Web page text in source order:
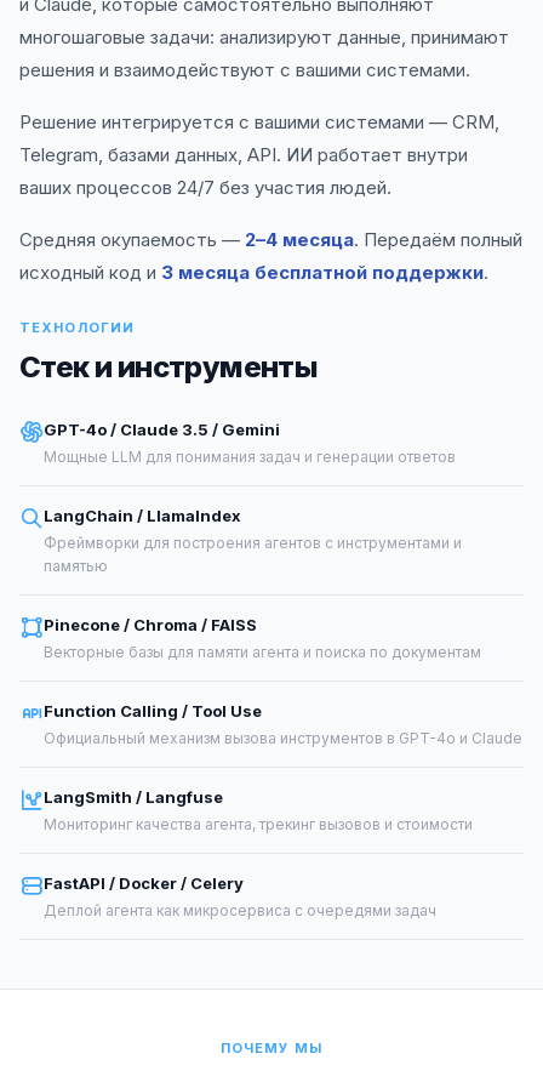
многошаговые задачи: анализируют данные, принимают
решения и взаимодействуют с вашими системами.
Решение интегрируется с вашими системами — CRM,
Telegram, базами данных, API. ИИ работает внутри
ваших процессов 24/7 без участия людей.
Средняя окупаемость — 2–4 месяца. Передаём полный
исходный код и 3 месяца бесплатной поддержки.
ТЕХНОЛОГИИ
Стек и инструменты
GPT-4o / Claude 3.5 / Gemini
Мощные LLM для понимания задач и генерации ответов
LangChain / LlamaIndex
Фреймворки для построения агентов с инструментами и
памятью
Pinecone / Chroma / FAISS
Векторные базы для памяти агента и поиска по документам
Function Calling / Tool Use
Официальный механизм вызова инструментов в GPT-4o и Claude
LangSmith / Langfuse
Мониторинг качества агента, трекинг вызовов и стоимости
FastAPI / Docker / Celery
Деплой агента как микросервиса с очередями задач
ПОЧЕМУ МЫ